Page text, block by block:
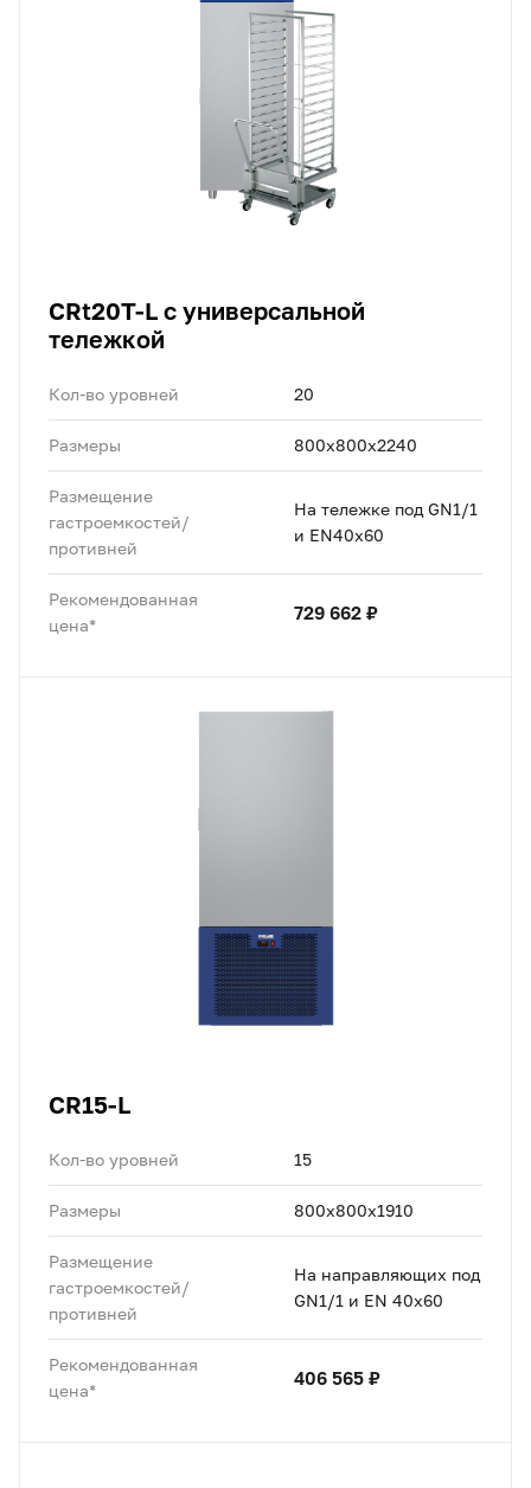
CRt20T-L с универсальной
тележкой
Кол-во уровней 20
Размеры 800x800x2240
Размещение
гастроемкостей/
противней
На тележке под GN1/1
и EN40x60
Рекомендованная
цена*
729 662 ₽
CR15-L
Кол-во уровней 15
Размеры 800x800x1910
Размещение
гастроемкостей/
противней
На направляющих под
GN1/1 и EN 40x60
Рекомендованная
цена*
406 565 ₽